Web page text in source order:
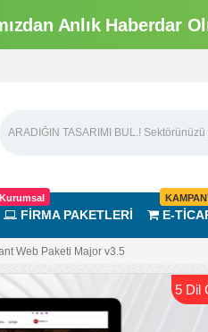
Anlık Haberdar
FİRMA PAKETLERİ
Kurumsal
E-
Web Paketi Major v3.5
5 Dil